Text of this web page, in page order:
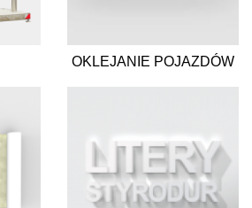
OKLEJANIE POJAZDÓW